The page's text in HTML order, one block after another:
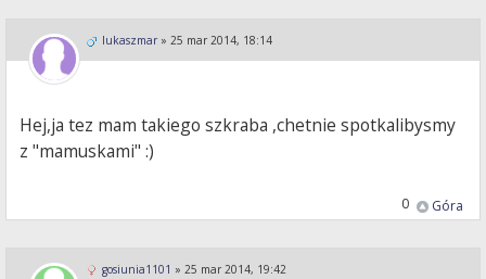
lukaszmar» 25 mar 2014, 18:14
Hej,ja tez mam takiego szkraba ,chetnie spotkalibysmy
z "mamuskami" :)
Góra
0
gosiunia1101 » 25 mar 2014, 19:42